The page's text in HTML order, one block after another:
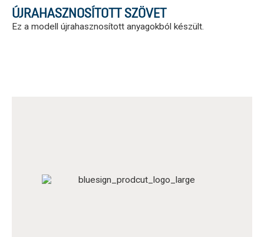
ÚJRAHASZNOSÍTOTT SZÖVET
Ez a modell újrahasznosított anyagokból készült.